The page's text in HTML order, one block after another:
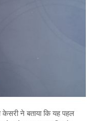
केसरी ने बताया कि यह पहल